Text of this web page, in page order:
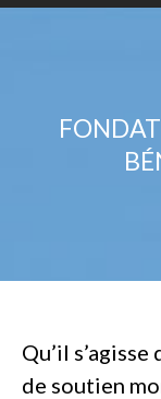
Qu’il
de soutien